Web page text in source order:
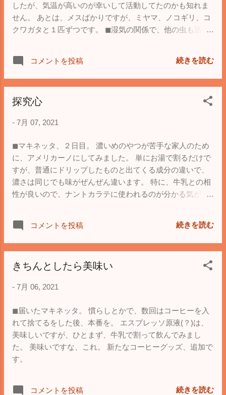
したが、気温が高いのが幸いして活動してたのかも知れま
せん。 あとは、メスばかりですが、ミヤマ、ノコギリ、コ
クワガタと１匹ずつです。 ◼︎湿気の関係で、他の虫も活発
の上に逃げたり、人家に入り込みます。 我が家で目撃され
るのは、大抵、雨の後です。
コメントを投稿 続きを読む
探究心
- 7月 07, 2021
◼︎マキネッタ、２日目。 濃いめのやつが苦手な家人のため
に、アメリカーノにしてみました。 単にお湯で割るだけで
すが、普通にドリップしたものと出てくる成分の違いで、
濃さは同じでも味がぜんぜん違います。 特に、牛乳との相
性が良いので、ナントカラテに使われるのが分かる気がし
も美味しいので、もう少し、色々な方法に手を出したいと
思います。
コメントを投稿 続きを読む
きちんとしたら美味い
- 7月 06, 2021
◼︎届いたマキネッタ。 慣らしとかで、数回はコーヒーを入
れて捨てるをした後、本番を。 エスプレッソ原液(？)は、
美味しいですが、ひとまず、牛乳で割って飲んでみまし
た。 美味いですな、これ。 新たなコーヒーグッズ、追加で
す。
コメントを投稿 続きを読む